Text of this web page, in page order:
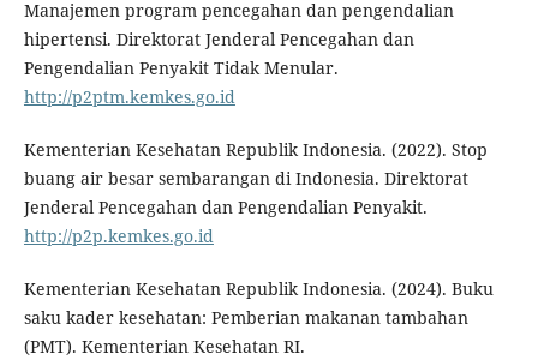
Manajemen program pencegahan dan pengendalian
hipertensi. Direktorat Jenderal Pencegahan dan
Pengendalian Penyakit Tidak Menular.
http://p2ptm.kemkes.go.id
Kementerian Kesehatan Republik Indonesia. (2022). Stop
buang air besar sembarangan di Indonesia. Direktorat
Jenderal Pencegahan dan Pengendalian Penyakit.
http://p2p.kemkes.go.id
Kementerian Kesehatan Republik Indonesia. (2024). Buku
saku kader kesehatan: Pemberian makanan tambahan
(PMT). Kementerian Kesehatan RI.